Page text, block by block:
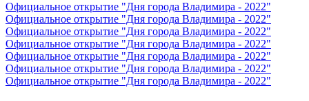
Официальное открытие "Дня города Владимира - 2022"
Официальное открытие "Дня города Владимира - 2022"
Официальное открытие "Дня города Владимира - 2022"
Официальное открытие "Дня города Владимира - 2022"
Официальное открытие "Дня города Владимира - 2022"
Официальное открытие "Дня города Владимира - 2022"
Официальное открытие "Дня города Владимира - 2022"